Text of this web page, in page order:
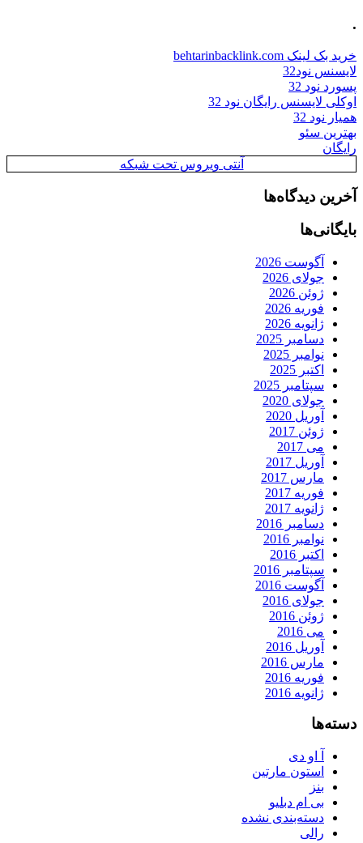
.
خرید بک لینک behtarinbacklink.com
لایسنس نود32
پسورد نود 32
اوکلی لایسنس رایگان نود 32
همیار نود 32
بهترین سئو
رایگان
آنتی ویروس تحت شبکه
آخرین دیدگاه‌ها
بایگانی‌ها
آگوست 2026
جولای 2026
ژوئن 2026
فوریه 2026
ژانویه 2026
دسامبر 2025
نوامبر 2025
اکتبر 2025
سپتامبر 2025
جولای 2020
آوریل 2020
ژوئن 2017
می 2017
آوریل 2017
مارس 2017
فوریه 2017
ژانویه 2017
دسامبر 2016
نوامبر 2016
اکتبر 2016
سپتامبر 2016
آگوست 2016
جولای 2016
ژوئن 2016
می 2016
آوریل 2016
مارس 2016
فوریه 2016
ژانویه 2016
دسته‌ها
آ او دی
استون مارتین
بنز
بی ام دبلیو
دسته‌بندی نشده
رالی